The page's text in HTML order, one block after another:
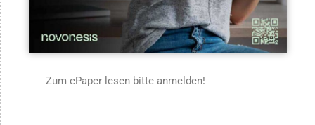
Zum ePaper lesen bitte anmelden!